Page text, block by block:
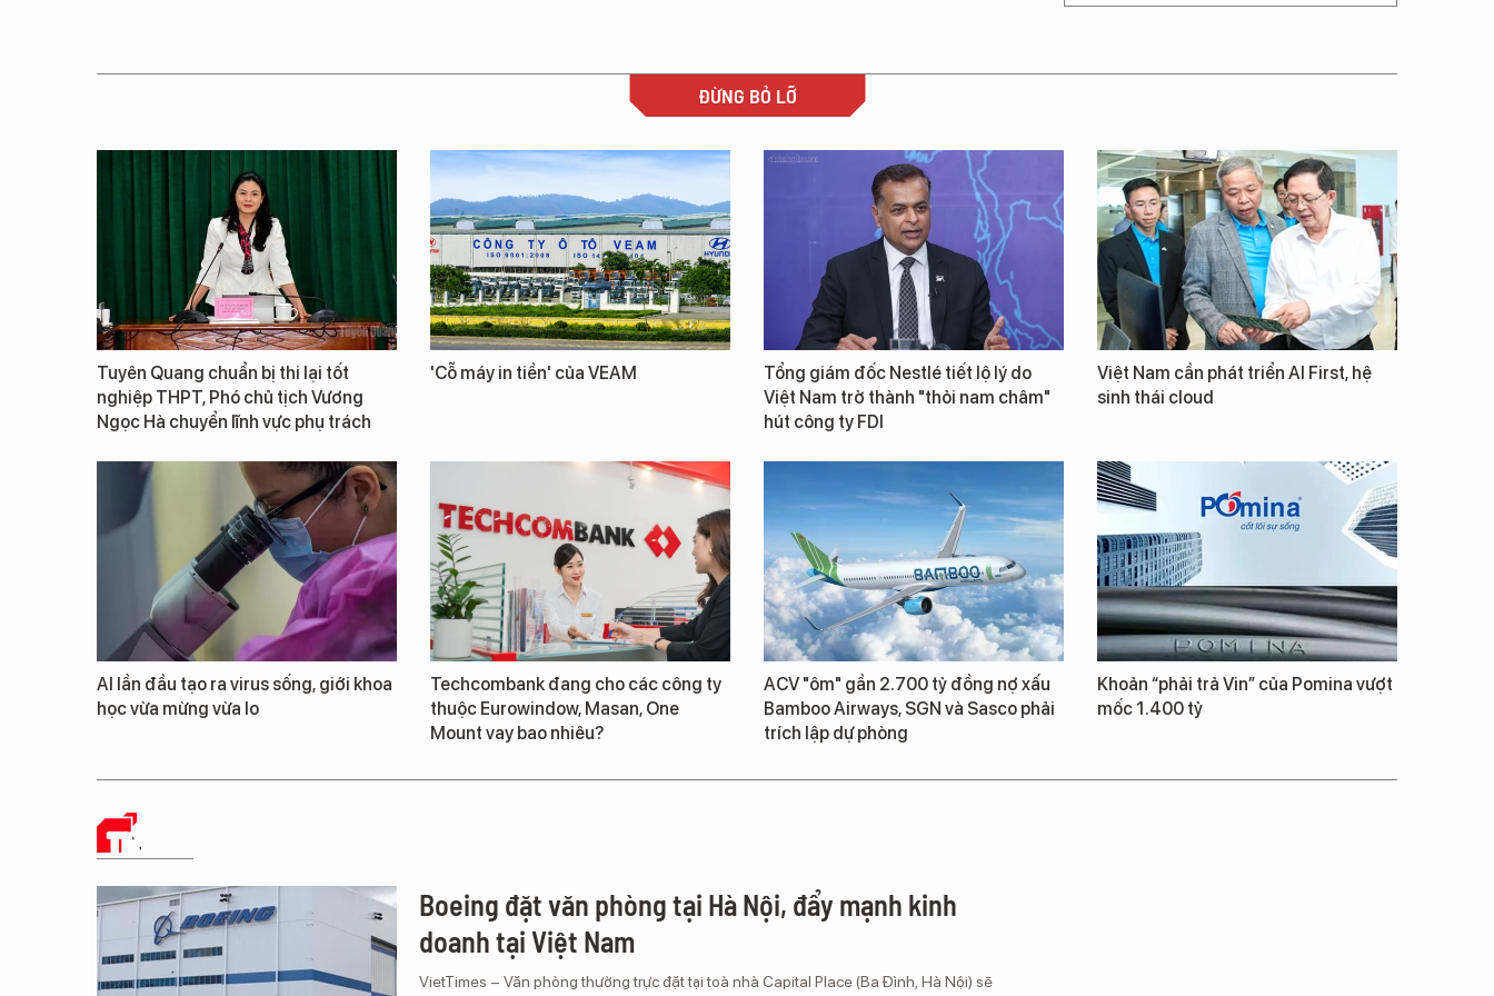
ĐỪNG BỎ LỠ
Tuyên Quang chuẩn bị thi lại tốt
nghiệp THPT, Phó chủ tịch Vương
Ngọc Hà chuyển lĩnh vực phụ trách
'Cỗ máy in tiền' của VEAM
Tổng giám đốc Nestlé tiết lộ lý do
Việt Nam trở thành "thỏi nam châm"
hút công ty FDI
Việt Nam cần phát triển AI First, hệ
sinh thái cloud
AI lần đầu tạo ra virus sống, giới khoa
học vừa mừng vừa lo
Techcombank đang cho các công ty
thuộc Eurowindow, Masan, One
Mount vay bao nhiêu?
ACV "ôm" gần 2.700 tỷ đồng nợ xấu
Bamboo Airways, SGN và Sasco phải
trích lập dự phòng
Khoản “phải trả Vin” của Pomina vượt
mốc 1.400 tỷ
TIN TỨC
Boeing đặt văn phòng tại Hà Nội, đẩy mạnh kinh
doanh tại Việt Nam
VietTimes – Văn phòng thường trực đặt tại toà nhà Capital Place (Ba Đình, Hà Nội) sẽ